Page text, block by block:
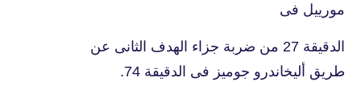
مورييل فى
الدقيقة 27 من ضربة جزاء الهدف الثانى عن
طريق أليخاندرو جوميز فى الدقيقة 74.